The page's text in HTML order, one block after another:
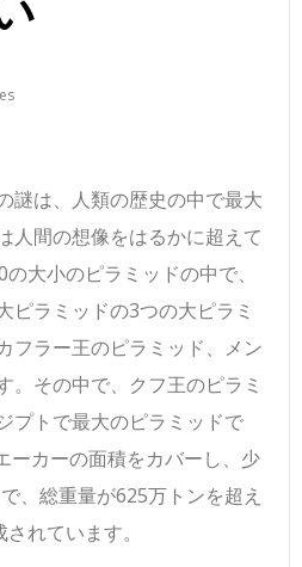
謎は、人類の歴史の中で最大
人間の想像をはるかに超えて
大小のピラミッドの中で、
ピラミッドの3つの大ピラミ
フラー王のピラミッド、メン
その中で、クフ王のピラミ
プトで最大のピラミッドで
ーカーの面積をカバーし、少
、総重量が625万トンを超え
れています。